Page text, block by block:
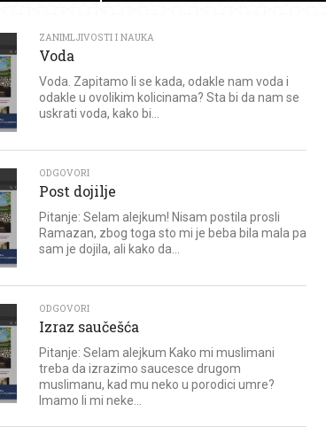
ZANIMLJIVOSTI I NAUKA
Voda
Voda. Zapitamo li se kada, odakle nam voda i
odakle u ovolikim kolicinama? Sta bi da nam se
uskrati voda, kako bi...
ODGOVORI
Post dojilje
Pitanje: Selam alejkum! Nisam postila prosli
Ramazan, zbog toga sto mi je beba bila mala pa
sam je dojila, ali kako da...
ODGOVORI
Izraz saučešća
Pitanje: Selam alejkum Kako mi muslimani
treba da izrazimo saucesce drugom
muslimanu, kad mu neko u porodici umre?
Imamo li mi neke...